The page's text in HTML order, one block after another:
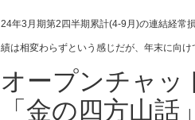
24年3月期第2四半期累計(4-9月)の連結経常
績は相変わらずという感じだが、年末に向
オープンチャッ
「金の四方山話